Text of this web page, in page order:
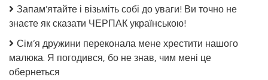
стерилізації!
Запам’ятайте і візьміть собі до уваги! Ви точно не
знаєте як сказати ЧЕРПАК українською!
Сім’я дружини переконала мене хрестити нашого
малюка. Я погодився, бо не знав, чим мені це
обернеться